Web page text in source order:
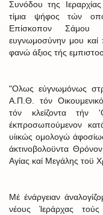
Συνόδου της
τίμια ψήφος τών
Επίσκοπον Σάμου
ευγνωμοσύνην μου
φανώ άξιος τής
"Ολως εύγνωμόνως
Α.Π.Θ. τόν
τόν κλείζοντα τήν
έκπροσωπούμενον
υίικώς ομολογώ
άκτινοβολοϋντα
Αγίας καί Μεγάλης τοϋ
Μέ ένάργειαν
νέους Ίεράρχας